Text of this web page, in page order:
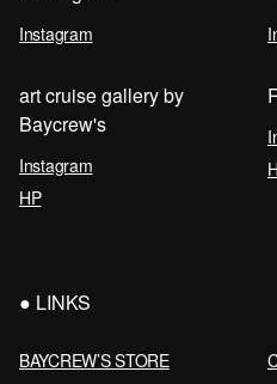
Instagram
art cruise gallery by
Baycrew's
Instagram
HP
LINKS
BAYCREW’S STORE